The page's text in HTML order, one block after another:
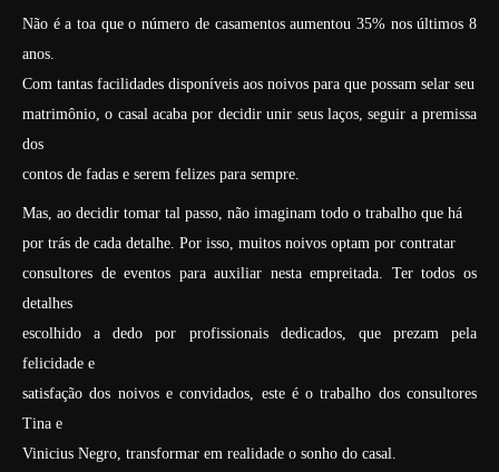
Não é a toa que o número de casamentos aumentou 35% nos últimos 8
anos.
Com tantas facilidades disponíveis aos noivos para que possam selar seu
matrimônio, o casal acaba por decidir unir seus laços, seguir a premissa
dos
contos de fadas e serem felizes para sempre.
Mas, ao decidir tomar tal passo, não imaginam todo o trabalho que há
por trás de cada detalhe. Por isso, muitos noivos optam por contratar
consultores de eventos para auxiliar nesta empreitada. Ter todos os
detalhes
escolhido a dedo por profissionais dedicados, que prezam pela
felicidade e
satisfação dos noivos e convidados, este é o trabalho dos consultores
Tina e
Vinicius Negro, transformar em realidade o sonho do casal.